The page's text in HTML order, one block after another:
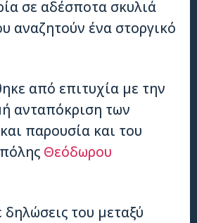
σε αδέσποτα σκυλιά
αναζητούν ένα στοργικό
από επιτυχία με την
ανταπόκριση των
παρουσία και του
Θεόδωρου
του μεταξύ